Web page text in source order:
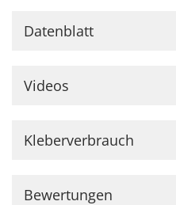
Datenblatt
Videos
Kleberverbrauch
Bewertungen